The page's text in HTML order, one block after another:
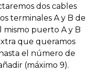
dos cables
terminales A y B de
mismo puerto A y B
que queramos
el número de
(máximo 9).